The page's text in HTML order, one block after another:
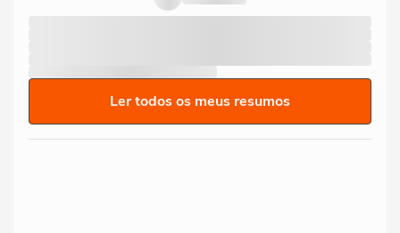
Ler todos os meus resumos